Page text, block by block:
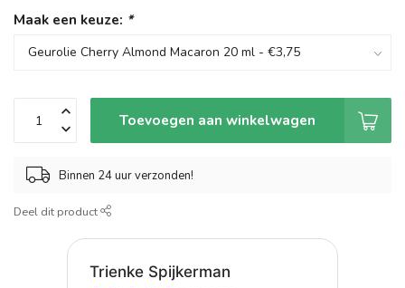
Maak een keuze: *
Toevoegen aan winkelwagen
Binnen 24 uur verzonden!
Deel dit product